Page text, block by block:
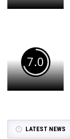
7.0
LATEST NEWS